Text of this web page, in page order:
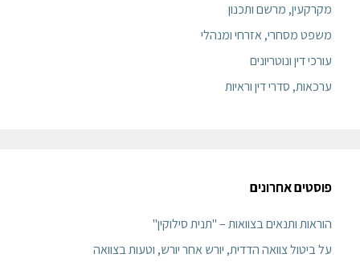
מקרקעין, מרשם ותכנון
משפט מסחרי, אזרחי ומנהלי
עורכי דין ונוטריונים
ערכאות, סדרי דין וראיות
פוסטים אחרונים
הוראות ותנאים בצוואות – "תנית סילוקין"
על ביטול צוואה הדדית, יורש אחר יורש, וטעות בצוואה